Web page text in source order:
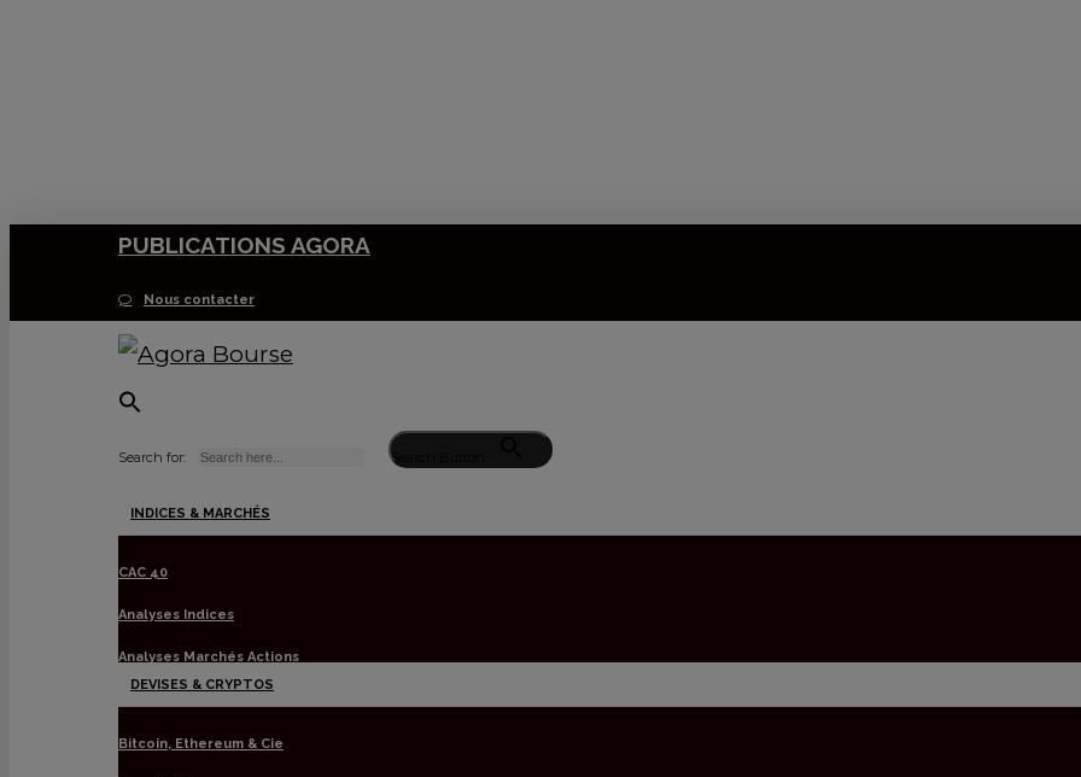
PUBLICATIONS AGORA
Nous contacter
Search for: Search Button
Menu
INDICES & MARCHÉS
CAC 40
Analyses Indices
Analyses Marchés Actions
DEVISES & CRYPTOS
Bitcoin, Ethereum & Cie